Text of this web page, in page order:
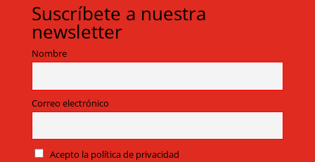
Suscríbete a nuestra
newsletter
Nombre
Correo electrónico
Acepto la política de privacidad